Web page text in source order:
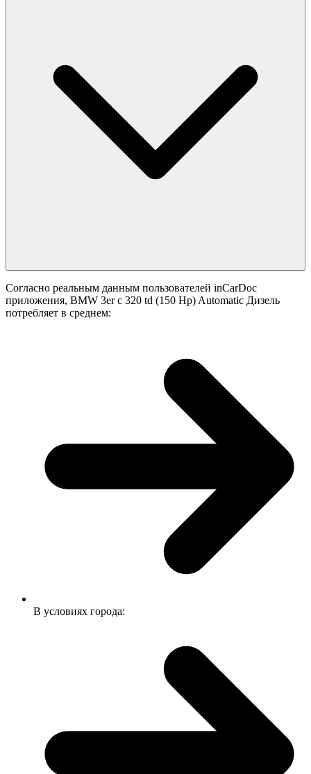
Согласно реальным данным пользователей inCarDoc
приложения, BMW 3er с 320 td (150 Hp) Automatic Дизель
потребляет в среднем:
В условиях города: